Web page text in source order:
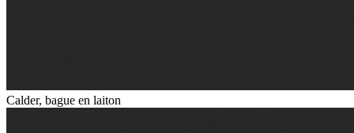
Calder, bague en laiton